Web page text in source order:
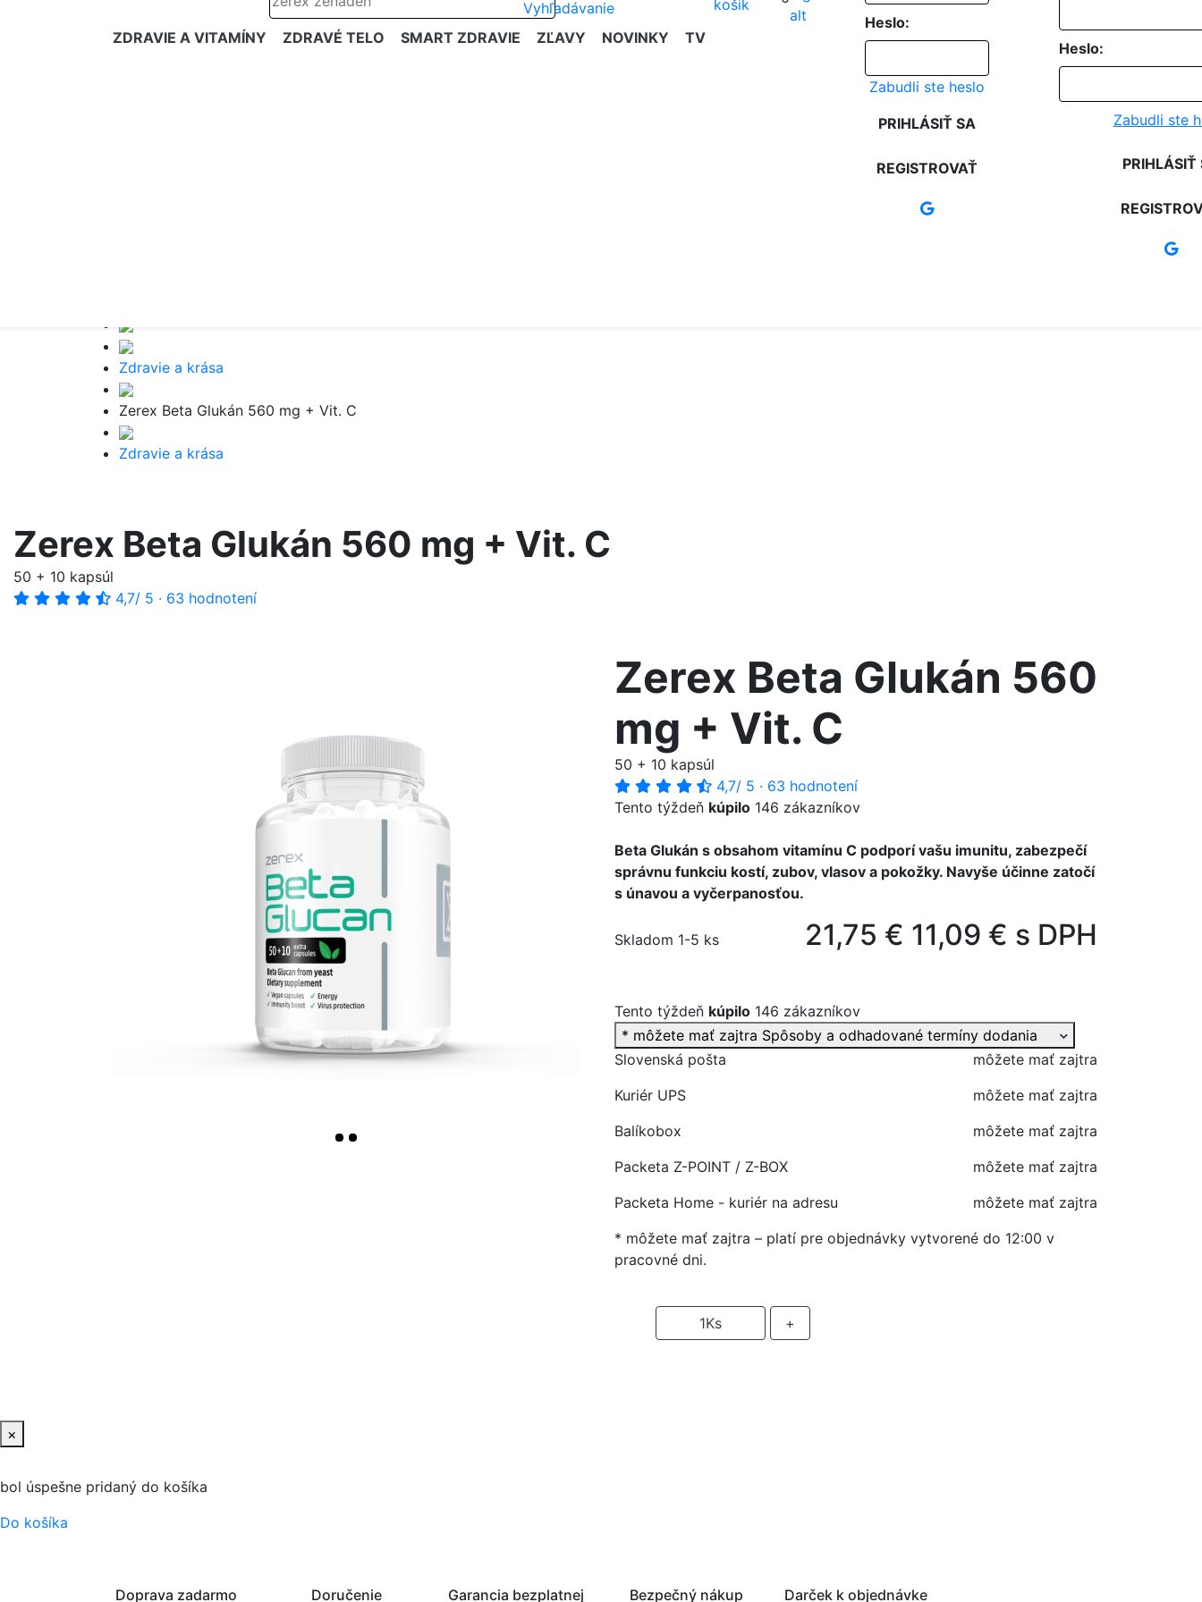
ZDRAVIE A VITAMÍNY ZDRAVÉ TELO SMART ZDRAVIE ZĽAVY NOVINKY TV
Heslo:
Zabudli ste heslo
PRIHLÁSIŤ SA
REGISTROVAŤ
Heslo:
Zabudli ste
PRIHLÁSIŤ
Zdravie a krása
Zerex Beta Glukán 560 mg + Vit. C
Zdravie a krása
Zerex Beta Glukán 560 mg + Vit. C
50 + 10 kapsúl
4,7/ 5 · 63 hodnotení
Zerex Beta Glukán 560
mg + Vit. C
50 + 10 kapsúl
4,7/ 5 · 63 hodnotení
Tento týždeň kúpilo 146 zákazníkov
Beta Glukán s obsahom vitamínu C podporí vašu imunitu, zabezpečí
správnu funkciu kostí, zubov, vlasov a pokožky. Navyše účinne zatočí
s únavou a vyčerpanosťou.
Skladom 1-5 ks 21,75 € 11,09 € s DPH
Tento týždeň kúpilo 146 zákazníkov
* môžete mať zajtra Spôsoby a odhadované termíny dodania
Slovenská pošta
môžete mať zajtra
Kuriér UPS
môžete mať zajtra
Balíkobox
môžete mať zajtra
Packeta Z-POINT / Z-BOX
môžete mať zajtra
Packeta Home - kuriér na adresu
môžete mať zajtra
* môžete mať zajtra – platí pre objednávky vytvorené do 12:00 v
pracovné dni.
1Ks +
×
bol úspešne pridaný do košíka
Do košíka
Doprava zadarmo Doručenie Garancia bezplatnej Bezpečný nákup Darček k objednávke